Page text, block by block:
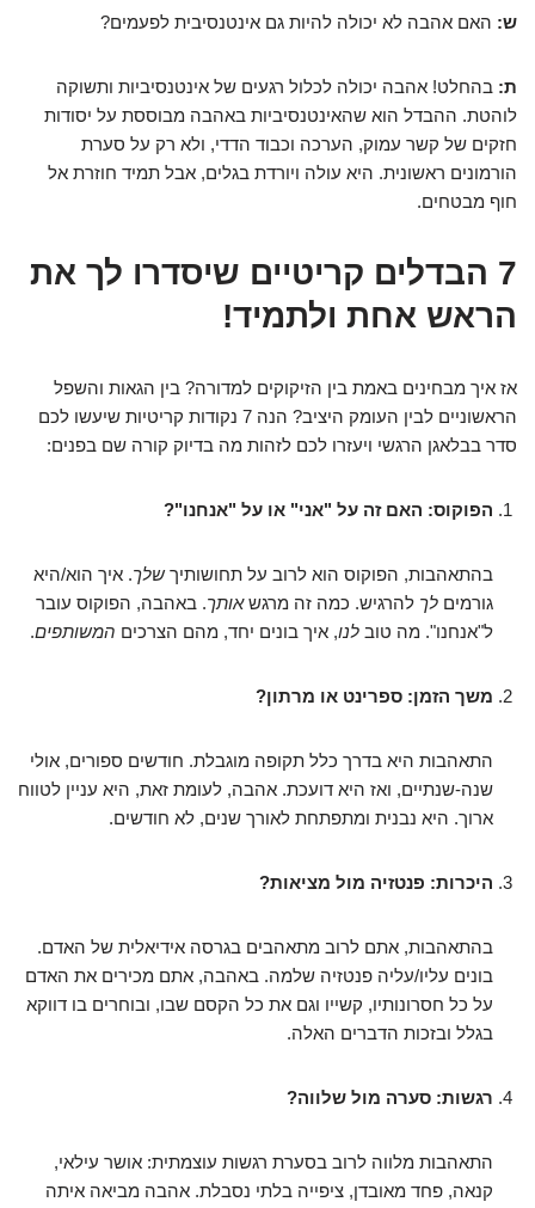
ש: האם אהבה לא יכולה להיות גם אינטנסיבית לפעמים?
ת: בהחלט! אהבה יכולה לכלול רגעים של אינטנסיביות ותשוקה
לוהטת. ההבדל הוא שהאינטנסיביות באהבה מבוססת על יסודות
חזקים של קשר עמוק, הערכה וכבוד הדדי, ולא רק על סערת
הורמונים ראשונית. היא עולה ויורדת בגלים, אבל תמיד חוזרת אל
חוף מבטחים.
7 הבדלים קריטיים שיסדרו לך את
הראש אחת ולתמיד!
אז איך מבחינים באמת בין הזיקוקים למדורה? בין הגאות והשפל
הראשוניים לבין העומק היציב? הנה 7 נקודות קריטיות שיעשו לכם
סדר בבלאגן הרגשי ויעזרו לכם לזהות מה בדיוק קורה שם בפנים:
הפוקוס: האם זה על "אני" או על "אנחנו"?
בהתאהבות, הפוקוס הוא לרוב על תחושותיךשלך. איך הוא/היא
גורמים לך להרגיש. כמה זה מרגשאותך. באהבה, הפוקוס עובר
ל"אנחנו". מה טוב לנו, איך בונים יחד, מהם הצרכים המשותפים.
משך הזמן: ספרינט או מרתון?
התאהבות היא בדרך כלל תקופה מוגבלת. חודשים ספורים, אולי
שנה-שנתיים, ואז היא דועכת. אהבה, לעומת זאת, היא עניין לטווח
ארוך. היא נבנית ומתפתחת לאורך שנים, לא חודשים.
היכרות: פנטזיה מול מציאות?
בהתאהבות, אתם לרוב מתאהבים בגרסה אידיאלית של האדם.
בונים עליו/עליה פנטזיה שלמה. באהבה, אתם מכירים את האדם
על כל חסרונותיו, קשייו וגם את כל הקסם שבו, ובוחרים בו דווקא
בגלל ובזכות הדברים האלה.
רגשות: סערה מול שלווה?
התאהבות מלווה לרוב בסערת רגשות עוצמתית: אושר עילאי,
קנאה, פחד מאובדן, ציפייה בלתי נסבלת. אהבה מביאה איתה